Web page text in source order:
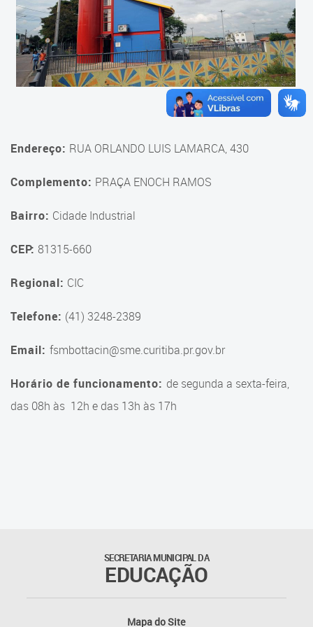
Fale Conosco
Endereço: RUA ORLANDO LUIS LAMARCA, 430
Complemento: PRAÇA ENOCH RAMOS
Bairro: Cidade Industrial
CEP: 81315-660
Regional: CIC
Telefone: (41) 3248-2389
Email: fsmbottacin@sme.curitiba.pr.gov.br
Horário de funcionamento: de segunda a sexta-feira,
das 08h às 12h e das 13h às 17h
SECRETARIA MUNICIPAL DA
EDUCAÇÃO
Mapa do Site